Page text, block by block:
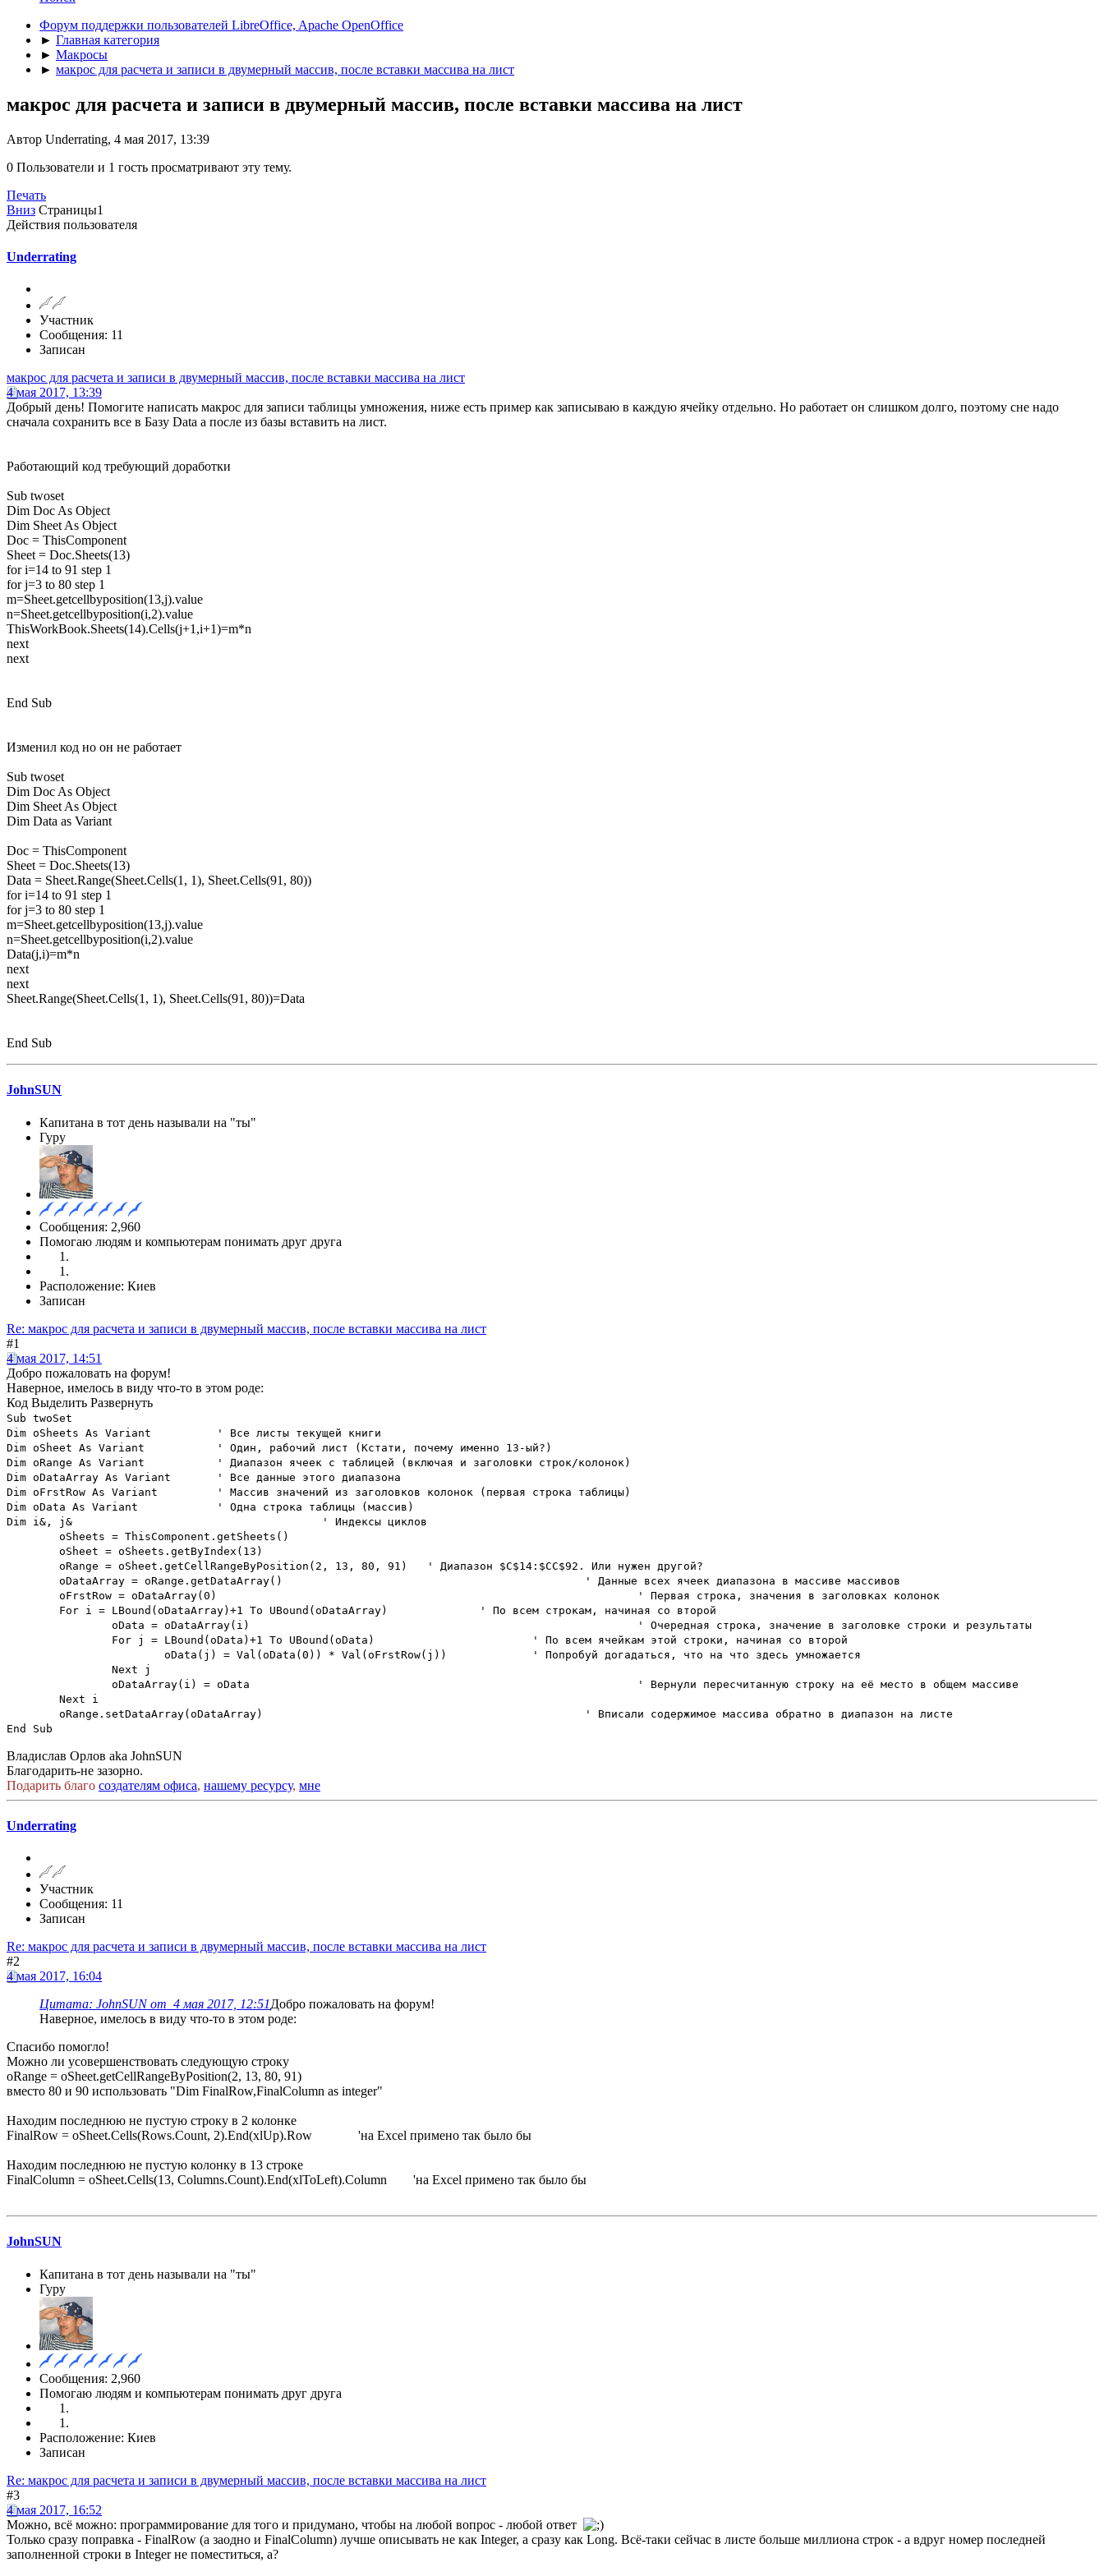
Форум поддержки пользователей LibreOffice, Apache OpenOffice
► Главная категория
► Макросы
► макрос для расчета и записи в двумерный массив, после вставки массива на лист
макрос для расчета и записи в двумерный массив, после вставки массива на лист
Автор Underrating, 4 мая 2017, 13:39
0 Пользователи и 1 гость просматривают эту тему.
Печать
Вниз Страницы1
Действия пользователя
Underrating
Участник
Сообщения: 11
Записан
макрос для расчета и записи в двумерный массив, после вставки массива на лист
4 мая 2017, 13:39
Добрый день! Помогите написать макрос для записи таблицы умножения, ниже есть пример как записываю в каждую ячейку отдельно. Но работает он слишком долго, поэтому сне надо
сначала сохранить все в Базу Data а после из базы вставить на лист.
Работающий код требующий доработки
Sub twoset
Dim Doc As Object
Dim Sheet As Object
Doc = ThisComponent
Sheet = Doc.Sheets(13)
for i=14 to 91 step 1
for j=3 to 80 step 1
m=Sheet.getcellbyposition(13,j).value
n=Sheet.getcellbyposition(i,2).value
ThisWorkBook.Sheets(14).Cells(j+1,i+1)=m*n
next
next
End Sub
Изменил код но он не работает
Sub twoset
Dim Doc As Object
Dim Sheet As Object
Dim Data as Variant
Doc = ThisComponent
Sheet = Doc.Sheets(13)
Data = Sheet.Range(Sheet.Cells(1, 1), Sheet.Cells(91, 80))
for i=14 to 91 step 1
for j=3 to 80 step 1
m=Sheet.getcellbyposition(13,j).value
n=Sheet.getcellbyposition(i,2).value
Data(j,i)=m*n
next
next
Sheet.Range(Sheet.Cells(1, 1), Sheet.Cells(91, 80))=Data
End Sub
JohnSUN
Капитана в тот день называли на "ты"
Гуру
Сообщения: 2,960
Помогаю людям и компьютерам понимать друг друга
Расположение: Киев
Записан
Re: макрос для расчета и записи в двумерный массив, после вставки массива на лист
#1
4 мая 2017, 14:51
Добро пожаловать на форум!
Наверное, имелось в виду что-то в этом роде:
Код Выделить Развернуть
Sub twoSet
Dim oSheets As Variant
' Все листы текущей книги
Dim oSheet As Variant
' Один, рабочий лист (Кстати, почему именно 13-ый?)
Dim oRange As Variant
' Диапазон ячеек с таблицей (включая и заголовки строк/колонок)
Dim oDataArray As Variant
' Все данные этого диапазона
Dim oFrstRow As Variant
' Массив значений из заголовков колонок (первая строка таблицы)
Dim oData As Variant
' Одна строка таблицы (массив)
Dim i&, j&
' Индексы циклов
oSheets = ThisComponent.getSheets()
oSheet = oSheets.getByIndex(13)
oRange = oSheet.getCellRangeByPosition(2, 13, 80, 91)
' Диапазон $C$14:$CC$92. Или нужен другой?
oDataArray = oRange.getDataArray()
' Данные всех ячеек диапазона в массиве массивов
oFrstRow = oDataArray(0)
' Первая строка, значения в заголовках колонок
For i = LBound(oDataArray)+1 To UBound(oDataArray)
' По всем строкам, начиная со второй
oData = oDataArray(i)
' Очередная строка, значение в заголовке строки и результаты
For j = LBound(oData)+1 To UBound(oData)
' По всем ячейкам этой строки, начиная со второй
oData(j) = Val(oData(0)) * Val(oFrstRow(j))
' Попробуй догадаться, что на что здесь умножается
Next j
oDataArray(i) = oData
' Вернули пересчитанную строку на её место в общем массиве
Next i
oRange.setDataArray(oDataArray)
' Вписали содержимое массива обратно в диапазон на листе
End Sub
Владислав Орлов aka JohnSUN
Благодарить-не зазорно.
Подарить благо создателям офиса, нашему ресурсу, мне
Underrating
Участник
Сообщения: 11
Записан
Re: макрос для расчета и записи в двумерный массив, после вставки массива на лист
#2
4 мая 2017, 16:04
Цитата: JohnSUN от 4 мая 2017, 12:51Добро пожаловать на форум!
Наверное, имелось в виду что-то в этом роде:
Спасибо помогло!
Можно ли усовершенствовать следующую строку
oRange = oSheet.getCellRangeByPosition(2, 13, 80, 91)
вместо 80 и 90 использовать "Dim FinalRow,FinalColumn as integer"
Находим последнюю не пустую строку в 2 колонке
FinalRow = oSheet.Cells(Rows.Count, 2).End(xlUp).Row 'на Excel примено так было бы
Находим последнюю не пустую колонку в 13 строке
FinalColumn = oSheet.Cells(13, Columns.Count).End(xlToLeft).Column 'на Excel примено так было бы
JohnSUN
Капитана в тот день называли на "ты"
Гуру
Сообщения: 2,960
Помогаю людям и компьютерам понимать друг друга
Расположение: Киев
Записан
Re: макрос для расчета и записи в двумерный массив, после вставки массива на лист
#3
4 мая 2017, 16:52
Можно, всё можно: программирование для того и придумано, чтобы на любой вопрос - любой ответ
Только сразу поправка - FinalRow (а заодно и FinalColumn) лучше описывать не как Integer, а сразу как Long. Всё-таки сейчас в листе больше миллиона строк - а вдруг номер последней
заполненной строки в Integer не поместиться, а?